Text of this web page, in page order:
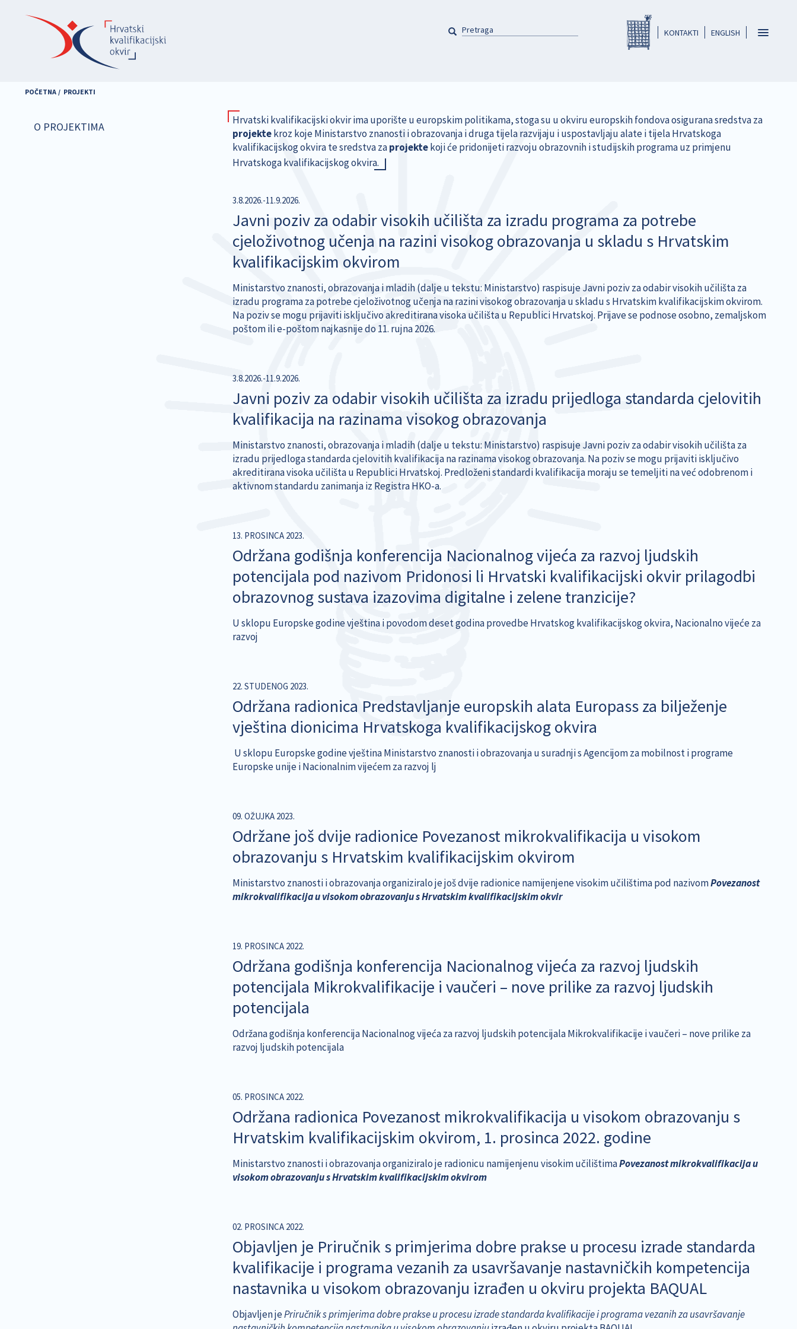
ENGLISH
headerKONTAKTI
PRETRAGA
Toggle
POČETNA PROJEKTI
O PROJEKTIMA
Hrvatski kvalifikacijski okvir ima uporište u europskim politikama, stoga su u okviru europskih fondova osigurana sredstva za
projektekroz koje Ministarstvo znanosti i obrazovanja i druga tijela razvijaju i uspostavljaju alate i tijela Hrvatskoga
kvalifikacijskog okvira te sredstva zaprojektekoji će pridonijeti razvoju obrazovnih i studijskih programa uz primjenu
Hrvatskoga kvalifikacijskog okvira.
3.8.2026.-11.9.2026.
Javni poziv za odabir visokih učilišta za izradu programa za potrebe
cjeloživotnog učenja na razini visokog obrazovanja u skladu s Hrvatskim
kvalifikacijskim okvirom
Ministarstvo znanosti, obrazovanja i mladih (dalje u tekstu: Ministarstvo) raspisuje Javni poziv za odabir visokih učilišta za
izradu programa za potrebe cjeloživotnog učenja na razini visokog obrazovanja u skladu s Hrvatskim kvalifikacijskim okvirom.
Na poziv se mogu prijaviti isključivo akreditirana visoka učilišta u Republici Hrvatskoj. Prijave se podnose osobno, zemaljskom
poštom ili e-poštom najkasnije do 11. rujna 2026.
3.8.2026.-11.9.2026.
Javni poziv za odabir visokih učilišta za izradu prijedloga standarda cjelovitih
kvalifikacija na razinama visokog obrazovanja
Ministarstvo znanosti, obrazovanja i mladih (dalje u tekstu: Ministarstvo) raspisuje Javni poziv za odabir visokih učilišta za
izradu prijedloga standarda cjelovitih kvalifikacija na razinama visokog obrazovanja. Na poziv se mogu prijaviti isključivo
akreditirana visoka učilišta u Republici Hrvatskoj. Predloženi standardi kvalifikacija moraju se temeljiti na već odobrenom i
aktivnom standardu zanimanja iz Registra HKO-a.
13. PROSINCA 2023.
Održana godišnja konferencija Nacionalnog vijeća za razvoj ljudskih
potencijala pod nazivom Pridonosi li Hrvatski kvalifikacijski okvir prilagodbi
obrazovnog sustava izazovima digitalne i zelene tranzicije?
U sklopu Europske godine vještina i povodom deset godina provedbe Hrvatskog kvalifikacijskog okvira, Nacionalno vijeće za
razvoj
22. STUDENOG 2023.
Održana radionica Predstavljanje europskih alata Europass za bilježenje
vještina dionicima Hrvatskoga kvalifikacijskog okvira
U sklopu Europske godine vještina Ministarstvo znanosti i obrazovanja u suradnji s Agencijom za mobilnost i programe
Europske unije i Nacionalnim vijećem za razvoj lj
09. OŽUJKA 2023.
Održane još dvije radionice Povezanost mikrokvalifikacija u visokom
obrazovanju s Hrvatskim kvalifikacijskim okvirom
Ministarstvo znanosti i obrazovanja organiziralo je još dvije radionice namijenjene visokim učilištima pod nazivomPovezanost
mikrokvalifikacija u visokom obrazovanju s Hrvatskim kvalifikacijskim okvir
19. PROSINCA 2022.
Održana godišnja konferencija Nacionalnog vijeća za razvoj ljudskih
potencijala Mikrokvalifikacije i vaučeri – nove prilike za razvoj ljudskih
potencijala
Održana godišnja konferencija Nacionalnog vijeća za razvoj ljudskih potencijala Mikrokvalifikacije i vaučeri – nove prilike za
razvoj ljudskih potencijala
05. PROSINCA 2022.
Održana radionica Povezanost mikrokvalifikacija u visokom obrazovanju s
Hrvatskim kvalifikacijskim okvirom, 1. prosinca 2022. godine
Ministarstvo znanosti i obrazovanja organiziralo je radionicu namijenjenu visokim učilištimaPovezanost mikrokvalifikacija u
visokom obrazovanju s Hrvatskim kvalifikacijskim okvirom
02. PROSINCA 2022.
Objavljen je Priručnik s primjerima dobre prakse u procesu izrade standarda
kvalifikacije i programa vezanih za usavršavanje nastavničkih kompetencija
nastavnika u visokom obrazovanju izrađen u okviru projekta BAQUAL
Objavljen jePriručnik s primjerima dobre prakse u procesu izrade standarda kvalifikacije i programa vezanih za usavršavanje